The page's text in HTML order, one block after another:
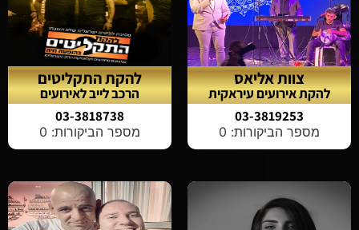
צוות אליאס
להקת אירועים עיראקית
03-3819253
מספר הביקורות: 0
להקת התקליטים
הרכב לייב לאירועים
03-3818738
מספר הביקורות: 0